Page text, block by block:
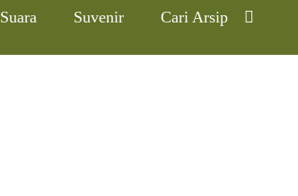
Suara Suvenir Cari Arsip